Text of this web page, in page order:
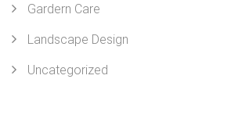
Gardern Care
Landscape Design
Uncategorized